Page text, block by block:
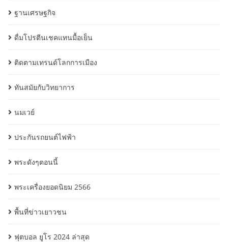
ฐานเศรษฐกิจ
ดื่มโปรตีนเชคแทนมื้อเย็น
ติดตามเทรนด์โลกการเมือง
ทันสมัยกับวิทยาการ
นมเวย์
ประกันรถยนต์ไฟฟ้า
พระดังๆตอนนี้
พระเครื่องยอดนิยม 2566
พื้นที่ข่าวเยาวชน
ฟุตบอล ยูโร 2024 ล่าสุด